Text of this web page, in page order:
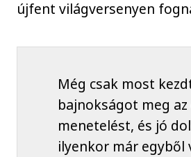
újfent világversenyen
Még csak most
bajnokságot meg az
menetelést, és jó
ilyenkor már egyből